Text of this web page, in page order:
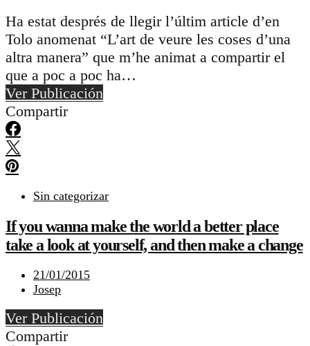
Ha estat després de llegir l’últim article d’en
Tolo anomenat “L’art de veure les coses d’una
altra manera” que m’he animat a compartir el
que a poc a poc ha…
Ver Publicación
Compartir
Sin categorizar
If you wanna make the world a better place
take a look at yourself, and then make a change
21/01/2015
Josep
Ver Publicación
Compartir